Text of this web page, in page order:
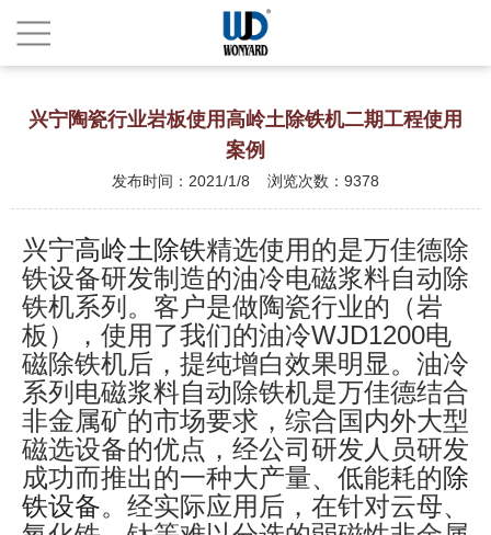
兴宁陶瓷行业岩板使用高岭土除铁机二期工程使用
案例
发布时间：2021/1/8 浏览次数：9378
兴宁高岭土除铁精选使用的是万佳德除
铁设备研发制造的油冷电磁浆料自动除
铁机系列。客户是做陶瓷行业的（岩
板），使用了我们的油冷WJD1200电
磁除铁机后，提纯增白效果明显。油冷
系列电磁浆料自动除铁机是万佳德结合
非金属矿的市场要求，综合国内外大型
磁选设备的优点，经公司研发人员研发
成功而推出的一种大产量、低能耗的除
铁设备。经实际应用后，在针对云母、